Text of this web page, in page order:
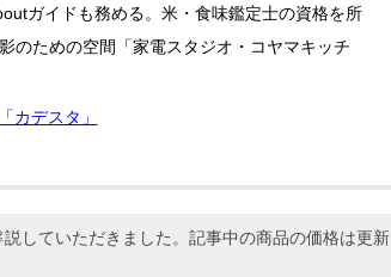
ガイドも務める。米・食味鑑定士の資格を所
のための空間「家電スタジオ・コヤマキッチ
カデスタ」
していただきました。記事中の商品の価格は更新